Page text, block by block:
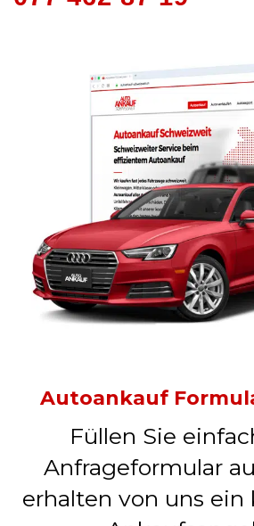
Autoankauf
Füllen Sie
Anfrageformular
erhalten von uns ein